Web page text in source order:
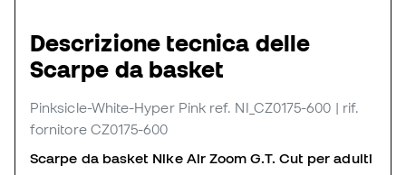
Descrizione tecnica delle
Scarpe da basket
Pinksicle-White-Hyper Pink ref. NI_CZ0175-600 | rif.
fornitore CZ0175-600
Scarpe da basket Nike Air Zoom G.T. Cut per adulti